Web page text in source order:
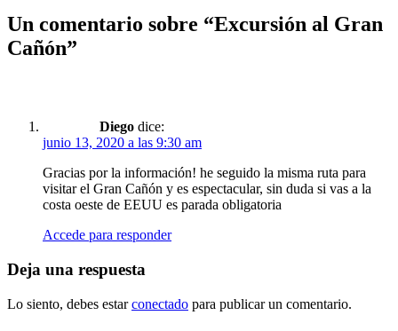
Un comentario sobre “Excursión al Gran
Cañón”
Diego dice:
junio 13, 2020 a las 9:30 am
Gracias por la información! he seguido la misma ruta para
visitar el Gran Cañón y es espectacular, sin duda si vas a la
costa oeste de EEUU es parada obligatoria
Accede para responder
Deja una respuesta
Lo siento, debes estarconectado para publicar un comentario.